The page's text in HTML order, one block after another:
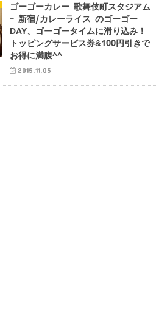
ゴーゴーカレー 歌舞伎町スタジアム
– 新宿/カレーライス のゴーゴー
DAY、ゴーゴータイムに滑り込み！
トッピングサービス券&100円引きで
お得に満腹^^
2015.11.05